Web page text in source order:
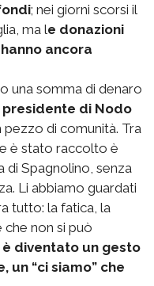
; nei giorni scorsi il
ma le donazioni
ancora
una somma di denaro
di Nodo
di comunità. Tra
è stato raccolto è
di Spagnolino, senza
Li abbiamo guardati
tutto: la fatica, la
che non si può
diventato un gesto
un “ci siamo” che